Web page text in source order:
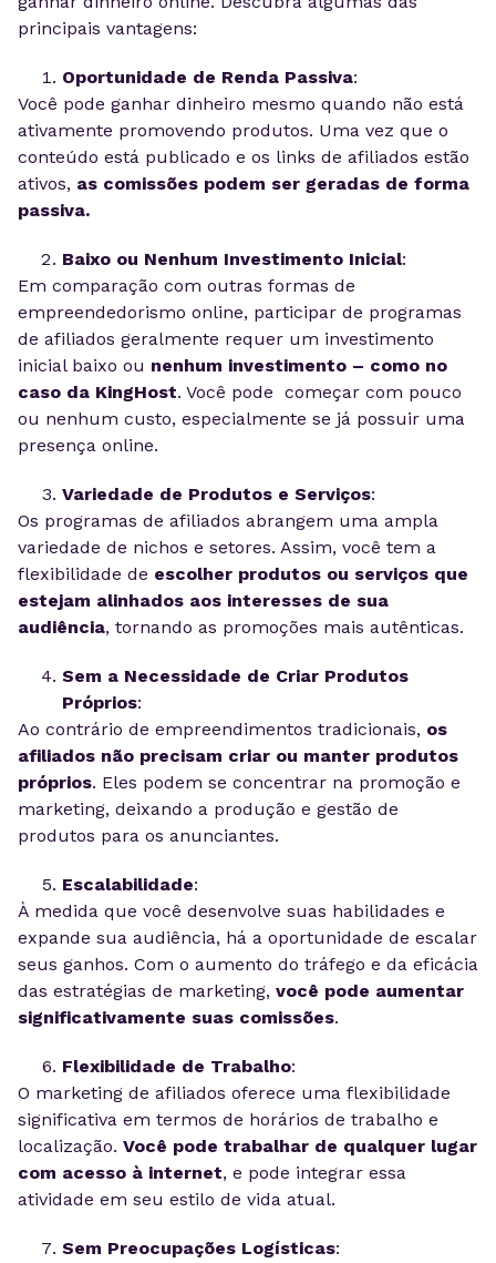
principais vantagens:
Oportunidade de Renda Passiva:
Você pode ganhar dinheiro mesmo quando não está
ativamente promovendo produtos. Uma vez que o
conteúdo está publicado e os links de afiliados estão
ativos, as comissões podem ser geradas de forma
passiva.
Baixo ou Nenhum Investimento Inicial:
Em comparação com outras formas de
empreendedorismo online, participar de programas
de afiliados geralmente requer um investimento
inicial baixo ou nenhum investimento – como no
caso da KingHost. Você pode começar com pouco
ou nenhum custo, especialmente se já possuir uma
presença online.
Variedade de Produtos e Serviços:
Os programas de afiliados abrangem uma ampla
variedade de nichos e setores. Assim, você tem a
flexibilidade de escolher produtos ou serviços que
estejam alinhados aos interesses de sua
audiência, tornando as promoções mais autênticas.
Sem a Necessidade de Criar Produtos
Próprios:
Ao contrário de empreendimentos tradicionais, os
afiliados não precisam criar ou manter produtos
próprios. Eles podem se concentrar na promoção e
marketing, deixando a produção e gestão de
produtos para os anunciantes.
Escalabilidade:
À medida que você desenvolve suas habilidades e
expande sua audiência, há a oportunidade de escalar
seus ganhos. Com o aumento do tráfego e da eficácia
das estratégias de marketing, você pode aumentar
significativamente suas comissões.
Flexibilidade de Trabalho:
O marketing de afiliados oferece uma flexibilidade
significativa em termos de horários de trabalho e
localização. Você pode trabalhar de qualquer lugar
com acesso à internet, e pode integrar essa
atividade em seu estilo de vida atual.
Sem Preocupações Logísticas: